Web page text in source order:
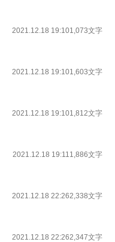
2021.12.18 19:101,073文字
2021.12.18 19:101,603文字
2021.12.18 19:101,812文字
2021.12.18 19:111,886文字
2021.12.18 22:262,338文字
2021.12.18 22:262,347文字